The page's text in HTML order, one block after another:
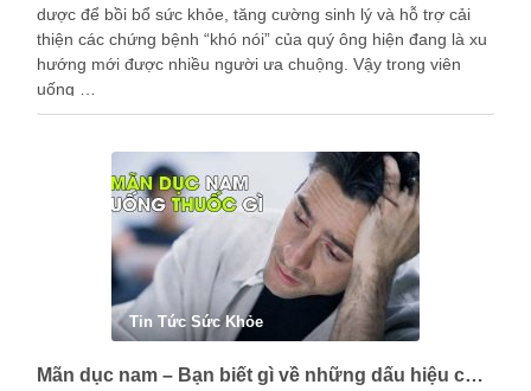
dược để bồi bổ sức khỏe, tăng cường sinh lý và hỗ trợ cải
thiện các chứng bệnh “khó nói” của quý ông hiện đang là xu
hướng mới được nhiều người ưa chuộng. Vậy trong viên
uống …
Tin Tức Sức Khỏe
Mãn dục nam – Bạn biết gì về những dấu hiệu của nam giới trong giai đoạn này?